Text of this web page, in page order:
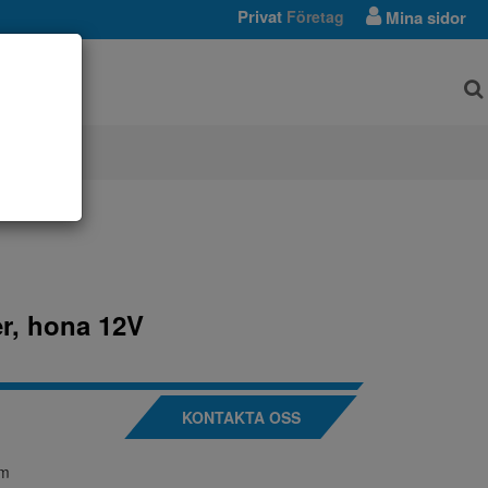
Mina sidor
Privat Företag
hona 12V
KONTAKTA OSS